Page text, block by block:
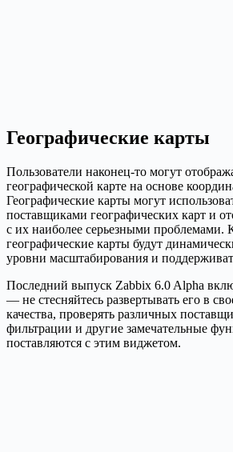
Географические карты
Пользователи наконец-то могут
географической карте на основе
Географические карты могут
поставщиками географических карт и
с их наиболее серьезными проблемами.
географические карты будут
уровни масштабирования и
Последний выпуск Zabbix 6.0 Alpha
— не стесняйтесь развертывать его в
качества, проверять различных
фильтрации и другие замечательные
поставляются с этим виджетом.